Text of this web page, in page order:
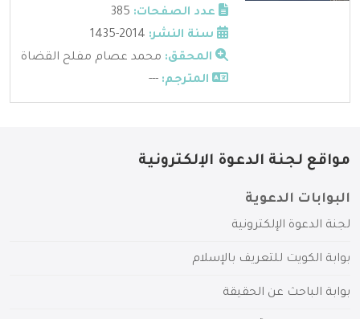
عدد الصفحات:
سنة النشر:
المحقق: محمد عصام مفلح القضاة
المترجم: ---
مواقع لجنة الدعوة الإلكترونية
البوابات الدعوية
لجنة الدعوة الإلكترونية
بوابة الكويت للتعريف بالإسلام
بوابة الباحث عن الحقيقة